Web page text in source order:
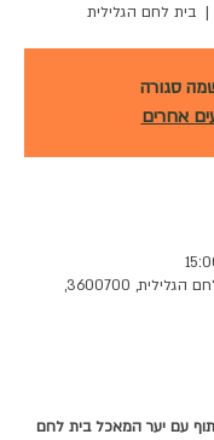
  |
בית לחם הגלילית
סגורה
אחרים
בית לחם הגלילית, בית לחם הגלילית, 3600700,
עם יער המאכל בית לחם